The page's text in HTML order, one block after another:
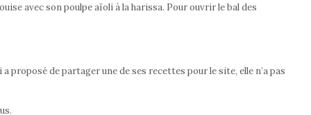
avec son poulpe aïoli à la harissa. Pour ouvrir le bal des
proposé de partager une de ses recettes pour le site, elle n’a pas